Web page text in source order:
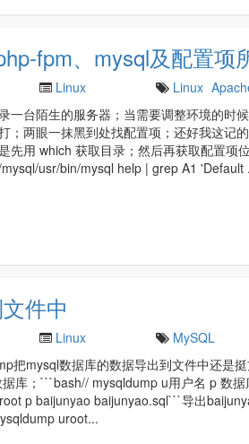
fpm、mysql及配置项
Linux Linux
一台陌生的服务器；当需要调整环境的时
；两眼一抹黑到处找配置项；还好我这记
先用 which 获取目录；然后再获取配置项
usr/bin/mysql help | grep A1 'Default
件中
Linux
MySQL
把mysql数据库的数据导出到文件中还是
库；```bash// mysqldump u用户名 p 数据
p baijunyao baijunyao.sql```导出
uroot...